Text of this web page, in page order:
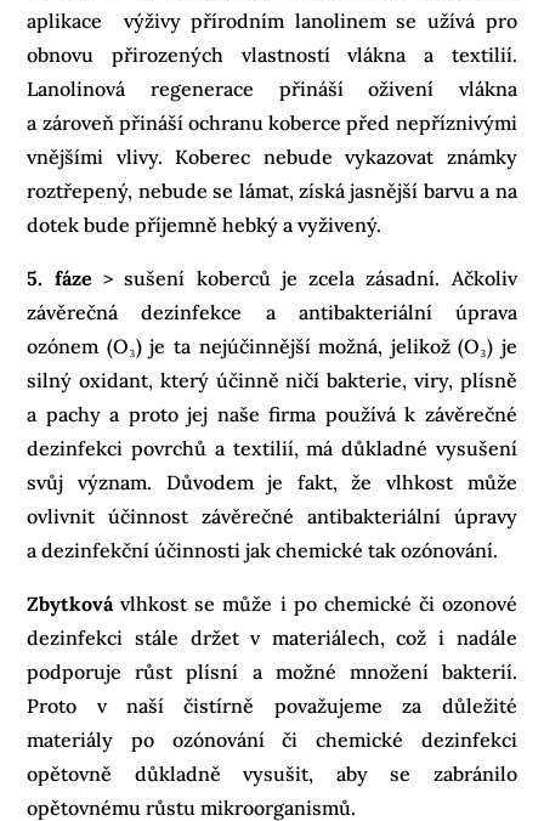
aplikace výživy přírodním lanolinem se užívá pro
obnovu přirozených vlastností vlákna a textilií.
Lanolinová regenerace přináší oživení vlákna
a zároveň přináší ochranu koberce před nepříznivými
vnějšími vlivy. Koberec nebude vykazovat známky
roztřepený, nebude se lámat, získá jasnější barvu a na
dotek bude příjemně hebký a vyživený.
5. fáze > sušení koberců je zcela zásadní. Ačkoliv
závěrečná dezinfekce a antibakteriální úprava
ozónem (O₃) je ta nejúčinnější možná, jelikož (O₃) je
silný oxidant, který účinně ničí bakterie, viry, plísně
a pachy a proto jej naše firma používá k závěrečné
dezinfekci povrchů a textilií, má důkladné vysušení
svůj význam. Důvodem je fakt, že vlhkost může
ovlivnit účinnost závěrečné antibakteriální úpravy
a dezinfekční účinnosti jak chemické tak ozónování.
Zbytkovávlhkost se může i po chemické či ozonové
dezinfekci stále držet v materiálech, což i nadále
podporuje růst plísní a možné množení bakterií.
Proto v naší čistírně považujeme za důležité
materiály po ozónování či chemické dezinfekci
opětovně důkladně vysušit, aby se zabránilo
opětovnému růstu mikroorganismů.